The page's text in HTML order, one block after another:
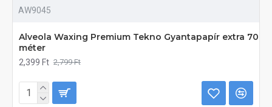
AW9045
Alveola Waxing Premium Tekno Gyantapapír extra 70
méter
2,399 Ft 2,799 Ft